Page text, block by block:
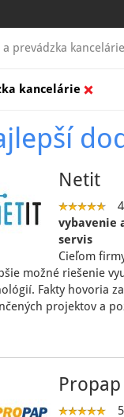
a prevádzka kancelárie
kancelárie
Netit
vybavenie
servis
Cieľom
možné riešenie
Fakty hovoria
projektov a
Propap